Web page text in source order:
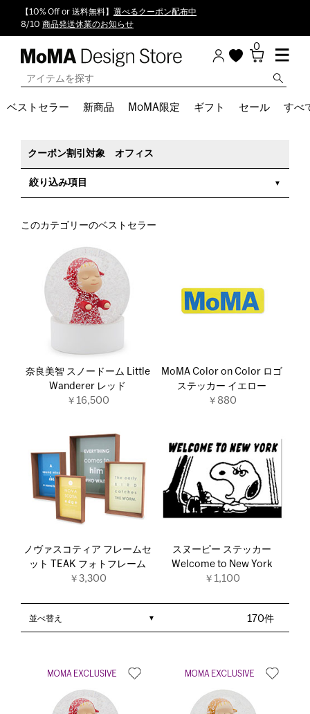
【10% Off or 送料無料】 選べるクーポン配布中
8/10 商品発送休業のお知らせ
0
ベストセラー 新商品 MoMA限定 ギフト セール すべ
クーポン割引対象 オフィス
絞り込み項目
このカテゴリーのベストセラー
奈良美智 スノードーム Little
Wanderer レッド
￥16,500
MoMA Color on Color ロゴ
ステッカー イエロー
￥880
ノヴァスコティア フレームセ
ット TEAK フォトフレーム
￥3,300
スヌーピー ステッカー
Welcome to New York
￥1,100
170件
並べ替え